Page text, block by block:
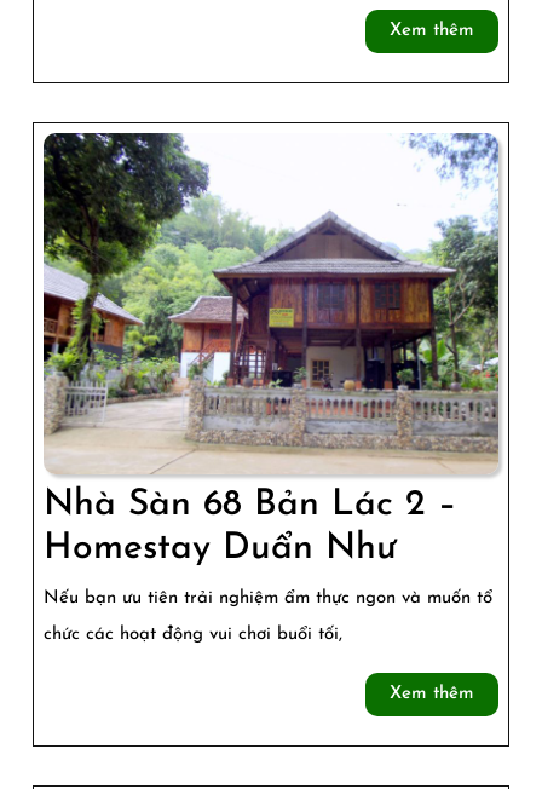
20
Bản
–
Linh
Sôi
Xem thêm
thêm
Nhà Sàn 68 Bản Lác 2 –
Homestay Duẩn NhưNhà
Sàn
Bản
Lác
Nếu bạn ưu tiên trải nghiệm ẩm thực ngon và muốn tổ
chức các hoạt động vui chơi buổi tối,
Xem thêm
thêm